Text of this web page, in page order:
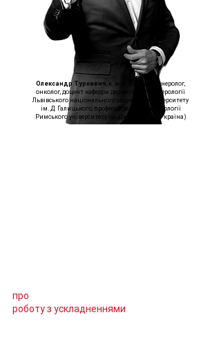
Олександр Туркевич, к. м. н., дерматовенеролог,
онколог, доцент кафедри дерматології, венерології
Львівського національного медичного університету
ім. Д. Галицького, професор дерматовенерології
Римського університету ім. Дж. Марконі (Україна)
про
роботу з ускладненнями